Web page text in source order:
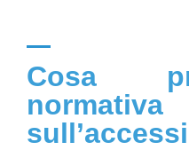
Cosa
normativa